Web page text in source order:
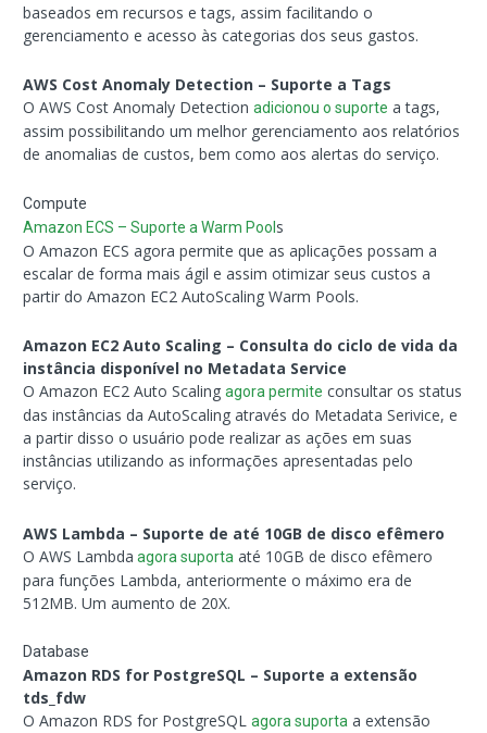
baseados em recursos e tags, assim facilitando o
gerenciamento e acesso às categorias dos seus gastos.
AWS Cost Anomaly Detection – Suporte a Tags
O AWS Cost Anomaly Detectionadicionou o suporte a tags,
assim possibilitando um melhor gerenciamento aos relatórios
de anomalias de custos, bem como aos alertas do serviço.
Compute
Amazon ECS – Suporte a Warm Pool s
O Amazon ECS agora permite que as aplicações possam a
escalar de forma mais ágil e assim otimizar seus custos a
partir do Amazon EC2 AutoScaling Warm Pools.
Amazon EC2 Auto Scaling – Consulta do ciclo de vida da
instância disponível no Metadata Service
O Amazon EC2 Auto Scalingagora permite consultar os status
das instâncias da AutoScaling através do Metadata Serivice, e
a partir disso o usuário pode realizar as ações em suas
instâncias utilizando as informações apresentadas pelo
serviço.
AWS Lambda – Suporte de até 10GB de disco efêmero
O AWS Lambda agora suporta até 10GB de disco efêmero
para funções Lambda, anteriormente o máximo era de
512MB. Um aumento de 20X.
Database
Amazon RDS for PostgreSQL – Suporte a extensão
tds_fdw
O Amazon RDS for PostgreSQLagora suporta a extensão